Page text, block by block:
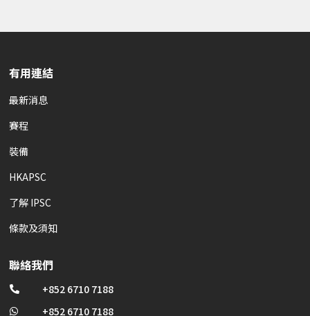
有用連結
最新消息
賽程
裝備
HKAPSC
了解 IPSC
條款及須知
聯絡我們
 +852 6710 7188
 +852 6710 7188